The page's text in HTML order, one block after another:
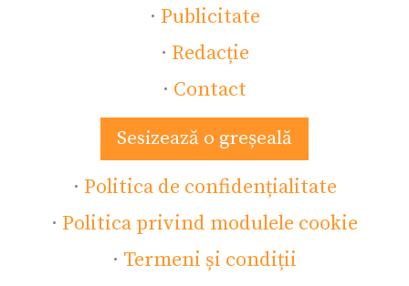
· Publicitate
· Redacție
· Contact
Sesizează o greșeală
· Politica de confidențialitate
· Politica privind modulele cookie
· Termeni și condiții